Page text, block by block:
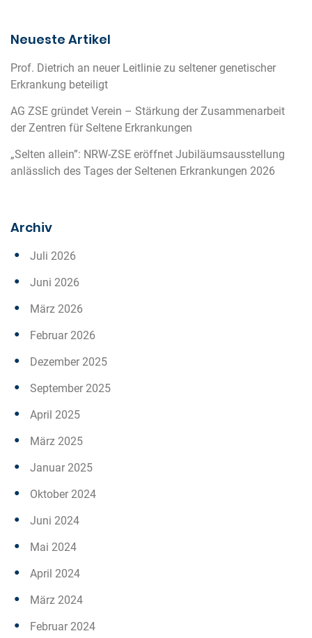
Neueste Artikel
Prof. Dietrich an neuer Leitlinie zu seltener genetischer
Erkrankung beteiligt
AG ZSE gründet Verein – Stärkung der Zusammenarbeit
der Zentren für Seltene Erkrankungen
„Selten allein”: NRW-ZSE eröffnet Jubiläumsausstellung
anlässlich des Tages der Seltenen Erkrankungen 2026
Archiv
Juli 2026
Juni 2026
März 2026
Februar 2026
Dezember 2025
September 2025
April 2025
März 2025
Januar 2025
Oktober 2024
Juni 2024
Mai 2024
April 2024
März 2024
Februar 2024